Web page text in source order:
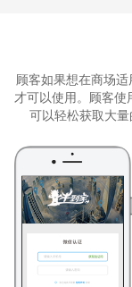
顾客如果想在商场
才可以使用。顾客
可以轻松获取大量